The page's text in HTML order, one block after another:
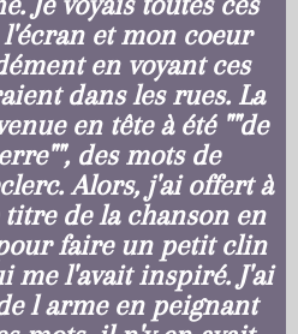
et mon coeur
en voyant ces
dans les rues. La
en tête à été ""de
des mots de
Alors, j'ai offert à
de la chanson en
faire un petit clin
me l'avait inspiré. J'ai
l arme en peignant